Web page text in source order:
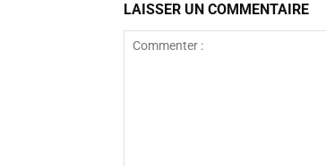
LAISSER UN COMMENTAIRE